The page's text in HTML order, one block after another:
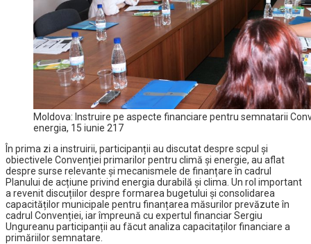
Moldova: Instruire pe aspecte financiare pentru semnatarii
energia, 15 iunie 217
În prima zi a instruirii, participanții au discutat despre scpul şi
obiectivele Convenției primarilor pentru climă și energie, au aflat
despre surse relevante și mecanismele de finanțare în cadrul
Planului de acțiune privind energia durabilă și clima. Un rol important
a revenit discuțiilor despre formarea bugetului și consolidarea
capacităților municipale pentru finanțarea măsurilor prevăzute în
cadrul Convenției, iar împreună cu expertul financiar Sergiu
Ungureanu participanții au făcut analiza capacitaților financiare a
primăriilor semnatare.